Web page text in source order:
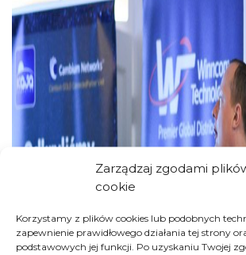
Zarządzaj zgodami
cookie
Korzystamy z plików cookies lub podobnych
zapewnienie prawidłowego działania tej strony
podstawowych jej funkcji. Po uzyskaniu Twojej